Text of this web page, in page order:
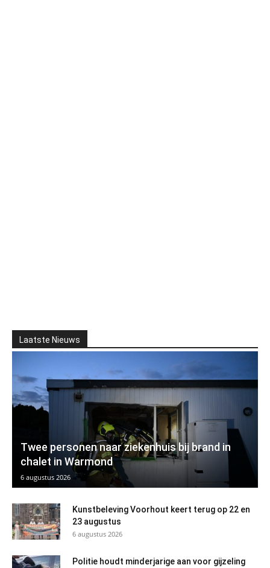
Laatste Nieuws
Twee personen naar ziekenhuis bij brand in
chalet in Warmond
6 augustus 2026
Kunstbeleving Voorhout keert terug op 22 en
23 augustus
6 augustus 2026
Politie houdt minderjarige aan voor gijzeling